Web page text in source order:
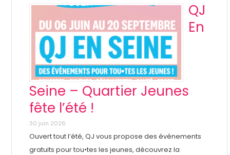
QJ
En
Seine – Quartier Jeunes
fête l’été !
30 juin 2026
Ouvert tout l’été, QJ vous propose des évènements
gratuits pour tou•tes les jeunes, découvrez la